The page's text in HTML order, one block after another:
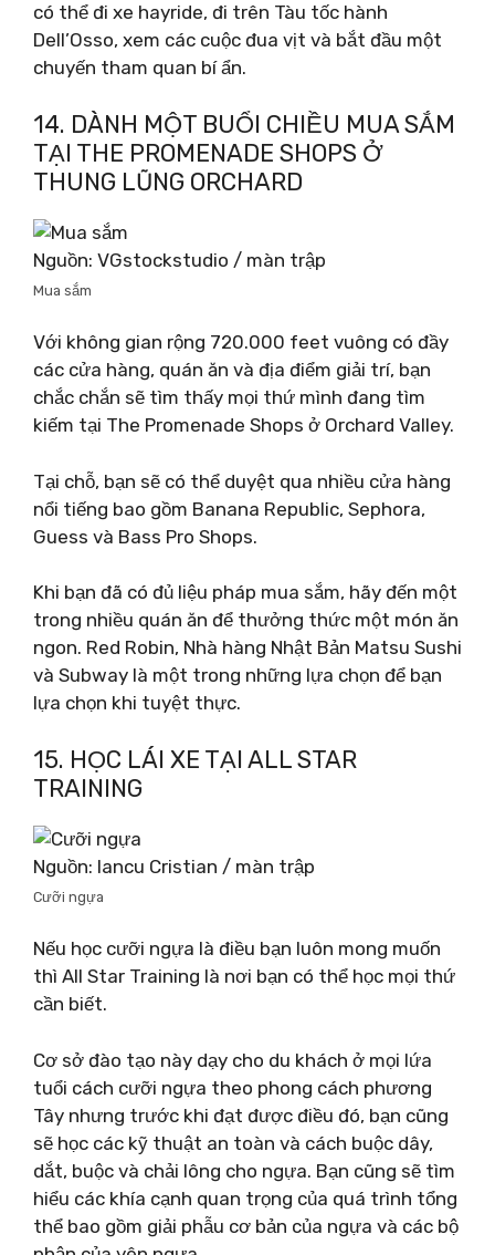
có thể đi xe hayride, đi trên Tàu tốc hành
Dell’Osso, xem các cuộc đua vịt và bắt đầu một
chuyến tham quan bí ẩn.
14. DÀNH MỘT BUỔI CHIỀU MUA SẮM
TẠI THE PROMENADE SHOPS Ở
THUNG LŨNG ORCHARD
Nguồn: VGstockstudio / màn trập
Mua sắm
Với không gian rộng 720.000 feet vuông có đầy
các cửa hàng, quán ăn và địa điểm giải trí, bạn
chắc chắn sẽ tìm thấy mọi thứ mình đang tìm
kiếm tại The Promenade Shops ở Orchard Valley.
Tại chỗ, bạn sẽ có thể duyệt qua nhiều cửa hàng
nổi tiếng bao gồm Banana Republic, Sephora,
Guess và Bass Pro Shops.
Khi bạn đã có đủ liệu pháp mua sắm, hãy đến một
trong nhiều quán ăn để thưởng thức một món ăn
ngon. Red Robin, Nhà hàng Nhật Bản Matsu Sushi
và Subway là một trong những lựa chọn để bạn
lựa chọn khi tuyệt thực.
15. HỌC LÁI XE TẠI ALL STAR
TRAINING
Nguồn: Iancu Cristian / màn trập
Cưỡi ngựa
Nếu học cưỡi ngựa là điều bạn luôn mong muốn
thì All Star Training là nơi bạn có thể học mọi thứ
cần biết.
Cơ sở đào tạo này dạy cho du khách ở mọi lứa
tuổi cách cưỡi ngựa theo phong cách phương
Tây nhưng trước khi đạt được điều đó, bạn cũng
sẽ học các kỹ thuật an toàn và cách buộc dây,
dắt, buộc và chải lông cho ngựa. Bạn cũng sẽ tìm
hiểu các khía cạnh quan trọng của quá trình tổng
thể bao gồm giải phẫu cơ bản của ngựa và các bộ